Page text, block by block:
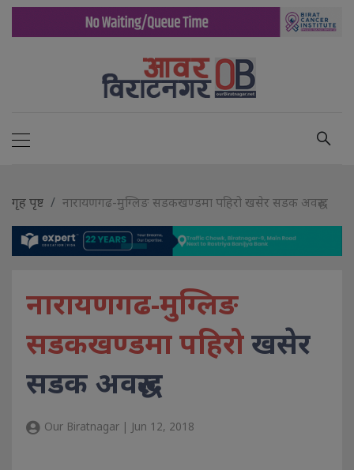
गृह पृष्ट नारायणगढ-मुग्लिङ सडकखण्डमा पहिरो खसेर सडक अवरुद्ध
नारायणगढ-मुग्लिङ
सडकखण्डमा पहिरोखसेर
सडक अवरुद्ध
Our Biratnagar | Jun 12, 2018